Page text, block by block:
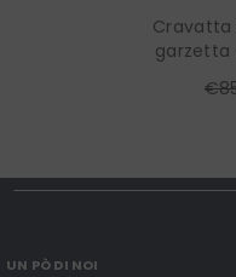
Cravatta
garzetta
UN PÒ DI NOI